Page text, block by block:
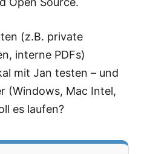
(z.B. private
interne PDFs)
mit Jan testen – und
(Windows, Mac Intel,
es laufen?